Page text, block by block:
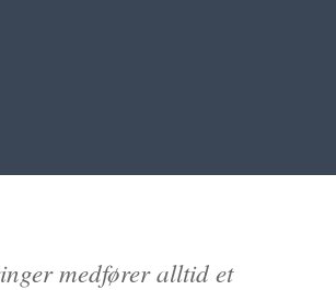
medfører alltid et